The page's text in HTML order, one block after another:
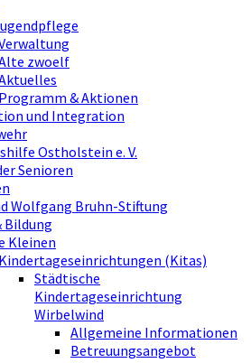
zwoelf
Programm & Aktionen
und Integration
Ostholstein e. V.
Senioren
Wolfgang Bruhn-Stiftung
Bildung
Kleinen
Kindertageseinrichtungen (Kitas)
Städtische
Kindertageseinrichtung
Wirbelwind
Allgemeine Informationen
Betreuungsangebot